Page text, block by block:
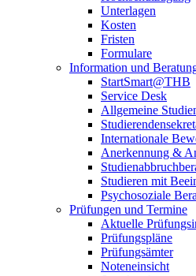
Unterlagen
Kosten
Fristen
Formulare
Information und
StartSmart@THB
Service Desk
Allgemeine
Internationale
Anerkennung &
Studieren mit
Psychosoziale
Prüfungen und Termine
Aktuelle
Prüfungspläne
Prüfungsämter
Noteneinsicht